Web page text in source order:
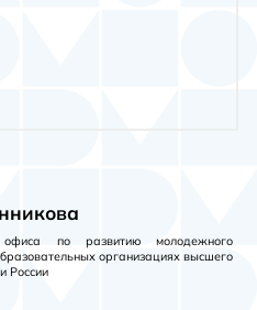
офиса по развитию молодежного
организациях высшего
России